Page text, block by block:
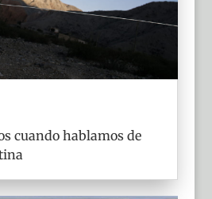
cuando hablamos de